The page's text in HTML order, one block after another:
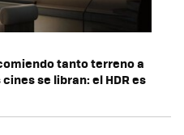
tanto terreno a
se libran: el HDR es